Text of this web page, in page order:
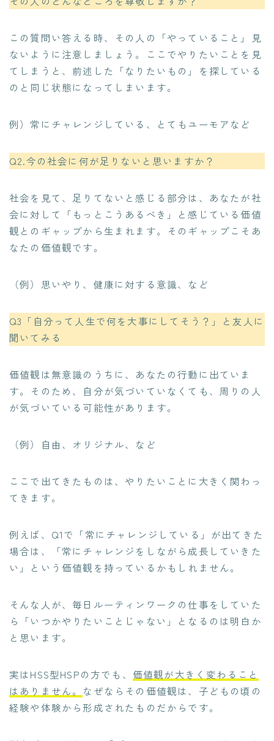
この質問い答える時、その人の「やっていること」見
ないように注意しましょう。ここでやりたいことを見
てしまうと、前述した「なりたいもの」を探している
のと同じ状態になってしまいます。
例）常にチャレンジしている、とてもユーモアなど
Q2.今の社会に何が足りないと思いますか？
社会を見て、足りてないと感じる部分は、あなたが社
会に対して「もっとこうあるべき」と感じている価値
観とのギャップから生まれます。そのギャップこそあ
なたの価値観です。
（例）思いやり、健康に対する意識、など
Q3「自分って人生で何を大事にしてそう？」と友人に
聞いてみる
価値観は無意識のうちに、あなたの行動に出ていま
す。そのため、自分が気づいていなくても、周りの人
が気づいている可能性があります。
（例）自由、オリジナル、など
ここで出てきたものは、やりたいことに大きく関わっ
てきます。
例えば、Q1で「常にチャレンジしている」が出てきた
場合は、「常にチャレンジをしながら成長していきた
い」という価値観を持っているかもしれません。
そんな人が、毎日ルーティンワークの仕事をしていた
ら「いつかやりたいことじゃない」となるのは明白か
と思います。
実はHSS型HSPの方でも、 価値観が大きく変わること
はありません。 なぜならその価値観は、 子どもの頃の
経験や体験から形成されたもの だからです。